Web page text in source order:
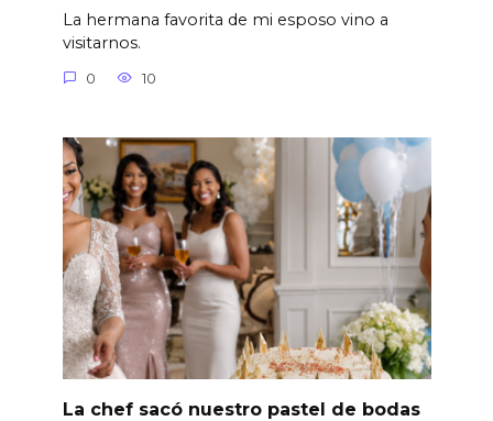
La hermana favorita de mi esposo vino a
visitarnos.
0 10
La chef sacó nuestro pastel de bodas